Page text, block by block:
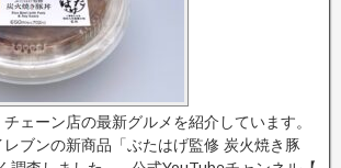
ェーン店の最新グルメを紹介しています。
ブンの新商品「ぶたはげ監修 炭火焼き豚